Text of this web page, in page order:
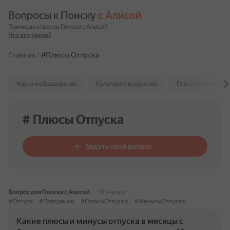
Вопросы к Поиску с Алисой
Примеры ответов Поиска с Алисой
Что это такое?
Главная / #Плюсы Отпуска
Наука и образование Культура и искусство Психология и
# Плюсы Отпуска
Задать свой вопрос
Вопрос для Поиска с Алисой
30 января
#Отпуск
#Праздники #ПлюсыОтпуска #МинусыОтпуска
Какие плюсы и минусы отпуска в месяцы с